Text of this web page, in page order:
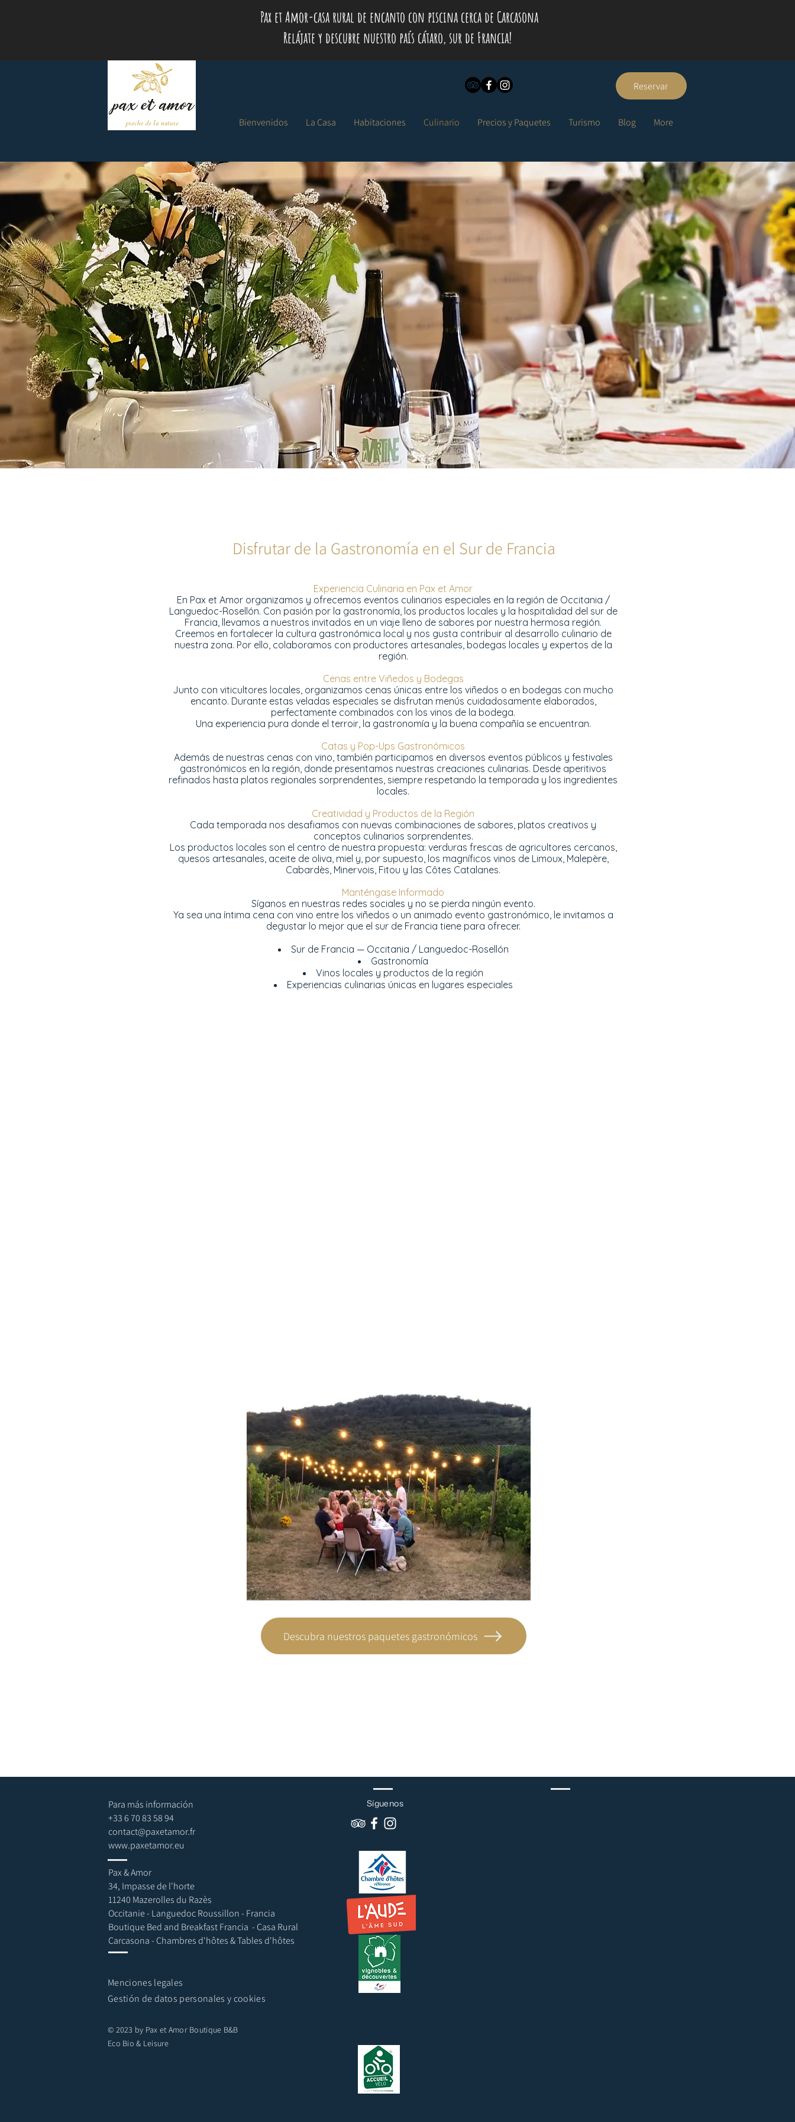
Pax et Amor-casa rural de encanto con piscina cerca de Carcasona
Relájate y descubre nuestro país cátaro, sur de Francia!
Reservar
Bienvenidos La Casa Habitaciones Culinario Precios y Paquetes Turismo Blog More
Disfrutar de la Gastronomía en el Sur de Francia
Descubra nuestros paquetes gastronómicos
Experiencia Culinaria en Pax et Amor
En Pax et Amor organizamos y ofrecemos eventos culinarios especiales en la región de Occitania /
Languedoc-Rosellón. Con pasión por la gastronomía, los productos locales y la hospitalidad del sur de
Francia, llevamos a nuestros invitados en un viaje lleno de sabores por nuestra hermosa región.
Creemos en fortalecer la cultura gastronómica local y nos gusta contribuir al desarrollo culinario de
nuestra zona. Por ello, colaboramos con productores artesanales, bodegas locales y expertos de la
región.
Cenas entre Viñedos y Bodegas
Junto con viticultores locales, organizamos cenas únicas entre los viñedos o en bodegas con mucho
encanto. Durante estas veladas especiales se disfrutan menús cuidadosamente elaborados,
perfectamente combinados con los vinos de la bodega.
Una experiencia pura donde el terroir, la gastronomía y la buena compañía se encuentran.
Catas y Pop-Ups Gastronómicos
Además de nuestras cenas con vino, también participamos en diversos eventos públicos y festivales
gastronómicos en la región, donde presentamos nuestras creaciones culinarias. Desde aperitivos
refinados hasta platos regionales sorprendentes, siempre respetando la temporada y los ingredientes
locales.
Creatividad y Productos de la Región
Cada temporada nos desafiamos con nuevas combinaciones de sabores, platos creativos y
conceptos culinarios sorprendentes.
Los productos locales son el centro de nuestra propuesta: verduras frescas de agricultores cercanos,
quesos artesanales, aceite de oliva, miel y, por supuesto, los magníficos vinos de Limoux, Malepère,
Cabardès, Minervois, Fitou y las Côtes Catalanes.
Manténgase Informado
Síganos en nuestras redes sociales y no se pierda ningún evento.
Ya sea una íntima cena con vino entre los viñedos o un animado evento gastronómico, le invitamos a
degustar lo mejor que el sur de Francia tiene para ofrecer.
Sur de Francia — Occitania / Languedoc-Rosellón
Gastronomía
Vinos locales y productos de la región
Experiencias culinarias únicas en lugares especiales
Menciones legales
Para más información
+33 6 70 83 58 94
contact@paxetamor.fr
www.paxetamor.eu
Pax & Amor
34, Impasse de l'horte
11240 Mazerolles du Razès
Occitanie - Languedoc Roussillon - Francia
Boutique Bed and Breakfast Francia - Casa Rural
Carcasona - Chambres d'hôtes & Tables d'hôtes
Gestión de datos personales y cookies
© 2023 by Pax et Amor Boutique B&B
Eco Bio & Leisure
Síguenos